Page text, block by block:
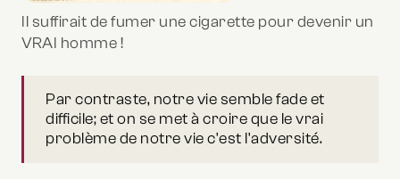
Il suffirait de fumer une cigarette pour devenir un
VRAI homme !
Par contraste, notre vie semble fade et
difficile; et on se met à croire que le vrai
problème de notre vie c'est l'adversité.